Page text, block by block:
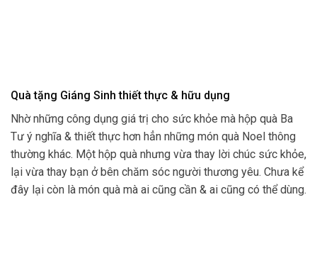
Quà tặng Giáng Sinh thiết thực & hữu dụng
Nhờ những công dụng giá trị cho sức khỏe mà hộp quà Ba
Tư ý nghĩa & thiết thực hơn hẳn những món quà Noel thông
thường khác. Một hộp quà nhưng vừa thay lời chúc sức khỏe,
lại vừa thay bạn ở bên chăm sóc người thương yêu. Chưa kể
đây lại còn là món quà mà ai cũng cần & ai cũng có thể dùng.